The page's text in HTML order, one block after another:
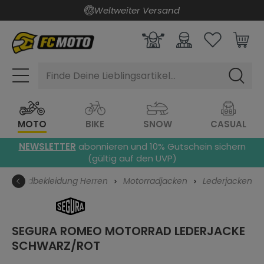
Weltweiter Versand
MOTO BIKE SNOW CASUAL
Finde Deine Lieblingsartikel...
NEWSLETTER abonnieren und 10% Gutschein sichern
(gültig auf den UVP)
Herren Motorradjacken Lederjacken
SEGURA ROMEO MOTORRAD LEDERJACKE
SCHWARZ/ROT